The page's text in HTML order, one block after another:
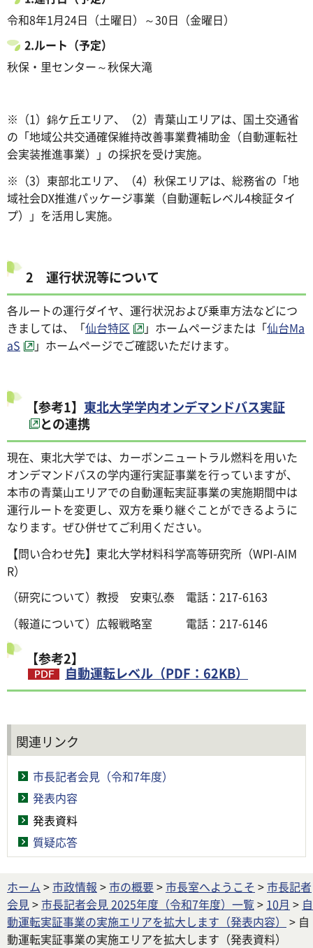
令和8年1月24日（土曜日）～30日（金曜日）
2.ルート（予定）
秋保・里センター～秋保大滝
※（1）錦ケ丘エリア、（2）青葉山エリアは、国土交通省
の「地域公共交通確保維持改善事業費補助金（自動運転社
会実装推進事業）」の採択を受け実施。
※（3）東部北エリア、（4）秋保エリアは、総務省の「地
域社会DX推進パッケージ事業（自動運転レベル4検証タイ
プ）」を活用し実施。
2 運行状況等について
各ルートの運行ダイヤ、運行状況および乗車方法などにつ
きましては、「仙台特区 」ホームページまたは「仙台Ma
aS
」ホームページでご確認いただけます。
【参考1】 東北大学学内オンデマンドバス実証
との連携
現在、東北大学では、カーボンニュートラル燃料を用いた
オンデマンドバスの学内運行実証事業を行っていますが、
本市の青葉山エリアでの自動運転実証事業の実施期間中は
運行ルートを変更し、双方を乗り継ぐことができるように
なります。ぜひ併せてご利用ください。
【問い合わせ先】東北大学材料科学高等研究所（WPI-AIM
R）
（研究について）教授 安東弘泰 電話：217-6163
（報道について）広報戦略室 電話：217-6146
【参考2】
自動運転レベル（PDF：62KB）
関連リンク
市長記者会見（令和7年度）
発表内容
発表資料
質疑応答
ホーム >市政情報 >市の概要>市長室へようこそ >市長記者
会見>市長記者会見 2025年度（令和7年度）一覧> 10月 > 自
動運転実証事業の実施エリアを拡大します（発表内容）
> 自
動運転実証事業の実施エリアを拡大します（発表資料）